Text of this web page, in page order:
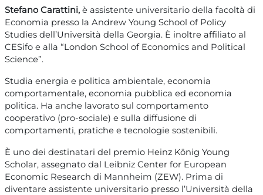
Stefano Carattini, è assistente universitario della facoltà di
Economia presso la Andrew Young School of Policy
Studies dell’Università della Georgia. È inoltre affiliato al
CESifo e alla “London School of Economics and Political
Science”.
Studia energia e politica ambientale, economia
comportamentale, economia pubblica ed economia
politica. Ha anche lavorato sul comportamento
cooperativo (pro-sociale) e sulla diffusione di
comportamenti, pratiche e tecnologie sostenibili.
È uno dei destinatari del premio Heinz König Young
Scholar, assegnato dal Leibniz Center for European
Economic Research di Mannheim (ZEW). Prima di
diventare assistente universitario presso l’Università della